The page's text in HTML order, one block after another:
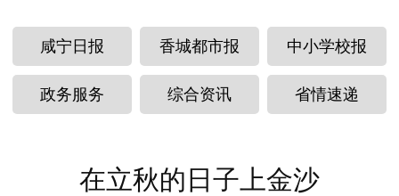
咸宁日报 香城都市报 中小学校报
政务服务 综合资讯 省情速递
在立秋的日子上金沙